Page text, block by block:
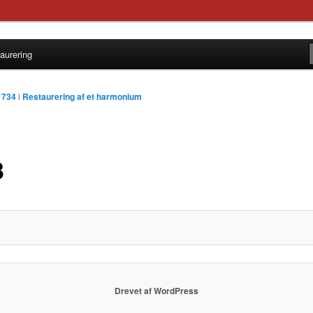
Instrumentbyggeri
Bergstrøm
i Restaurering af et harmonium
Drevet af WordPress